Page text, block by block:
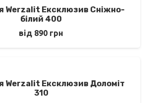
Werzalit Ексклюзив Сніжно-
білий 400
від 890 грн
Werzalit Ексклюзив Доломіт
310